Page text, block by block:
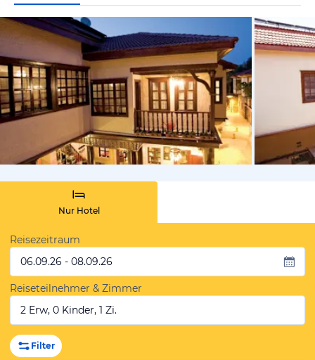
von
Nur Hotel
Reisezeitraum
06.09.26 - 08.09.26
Reiseteilnehmer & Zimmer
2 Erw, 0 Kinder, 1 Zi.
Filter